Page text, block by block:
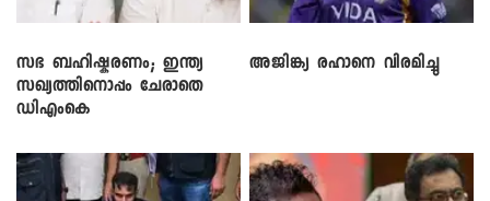
സഭ ബഹിഷ്കരണം; ഇന്ത്യ
സഖ്യത്തിനൊപ്പം ചേരാതെ
ഡിഎംകെ
അജിങ്ക്യ രഹാനെ വിരമിച്ചു